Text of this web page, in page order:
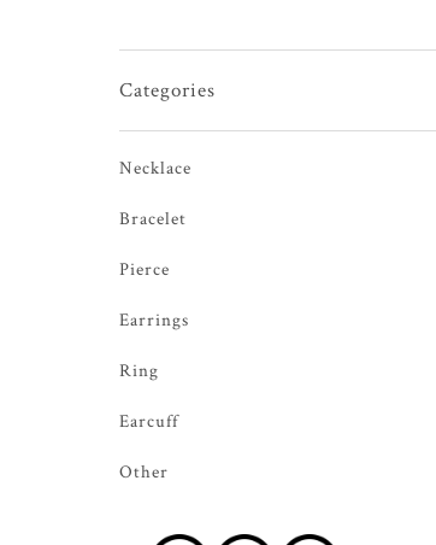
Categories
Necklace
Bracelet
Pierce
Earrings
Ring
Earcuff
Other